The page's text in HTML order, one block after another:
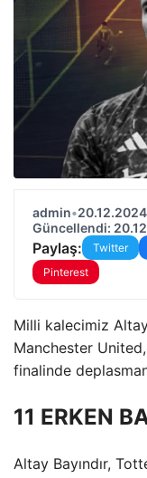
admin•
Güncellendi:
Paylaş: Twitter
Pinterest
Milli kalecimiz Altay
Manchester
finalinde
11 ERKEN
Altay Bayındır,